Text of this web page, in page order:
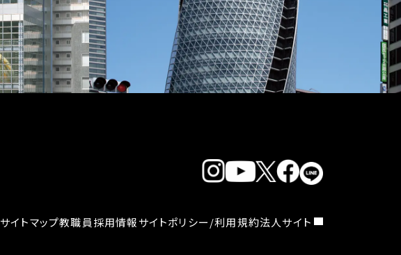
サイトマップ教職員採用情報サイトポリシー/利用規約法人サイト